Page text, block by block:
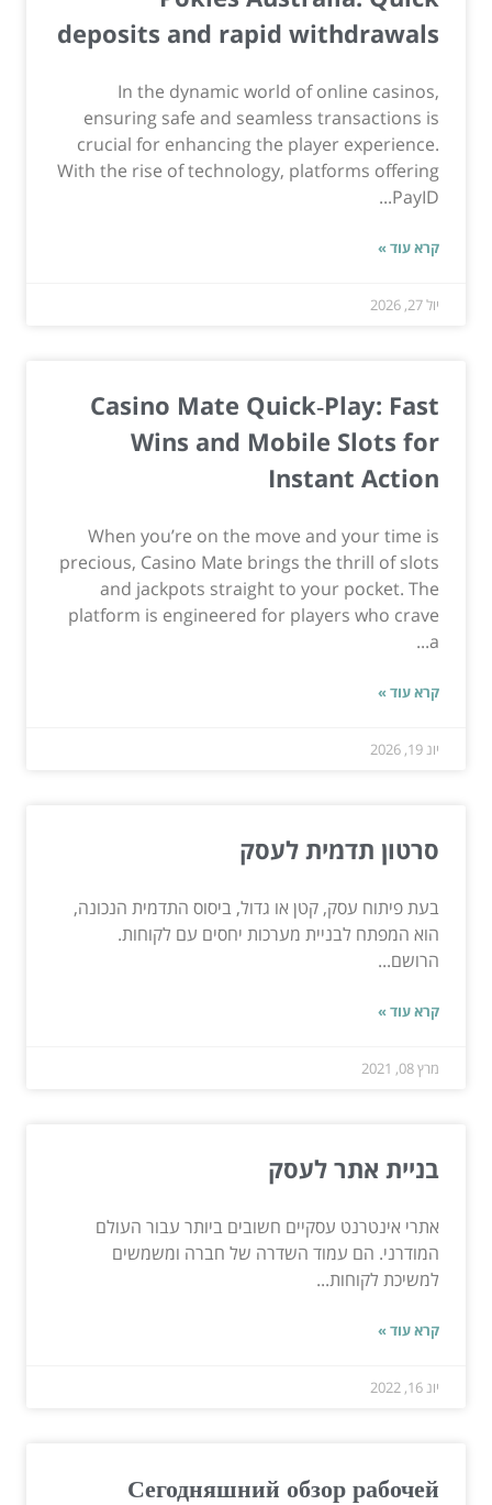
deposits and rapid withdrawals
In the dynamic world of online casinos,
ensuring safe and seamless transactions is
crucial for enhancing the player experience.
With the rise of technology, platforms offering
PayID...
קרא עוד »
יול 27, 2026
Casino Mate Quick‑Play: Fast
Wins and Mobile Slots for
Instant Action
When you’re on the move and your time is
precious, Casino Mate brings the thrill of slots
and jackpots straight to your pocket. The
platform is engineered for players who crave
a...
קרא עוד »
יונ 19, 2026
סרטון תדמית לעסק
בעת פיתוח עסק, קטן או גדול, ביסוס התדמית הנכונה,
הוא המפתח לבניית מערכות יחסים עם לקוחות.
הרושם...
קרא עוד »
מרץ 08, 2021
בניית אתר לעסק
אתרי אינטרנט עסקיים חשובים ביותר עבור העולם
המודרני. הם עמוד השדרה של חברה ומשמשים
למשיכת לקוחות...
קרא עוד »
יונ 16, 2022
Сегодняшний обзор рабочей